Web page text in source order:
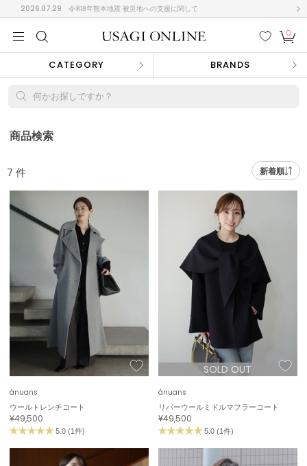
2026.07.29 令和8年熊本地震 被災地への支援に関して
検索
お気
カー
0
CATEGORY BRANDS
何かお探しですか？
KIDSBABYBEAUTYLIFE STYLE
(568)
ームウェア (541)
(121)
(2008)
KIDSBABYBEAUTYLIFE STYLE
B C
W Y
アシーム
adidas
アディダス
adidas by Stella McCartney
アディダス バイ ステラマッカートニー
ALLISON BROWN
アリソンブラウン
amabro
商品検索
7 件 新着順
ánuans
ウールトレンチコート
¥49,500
5.0 (1件)
SOLD OUT
ánuans
リバーウールミドルマフラーコート
¥49,500
5.0 (1件)